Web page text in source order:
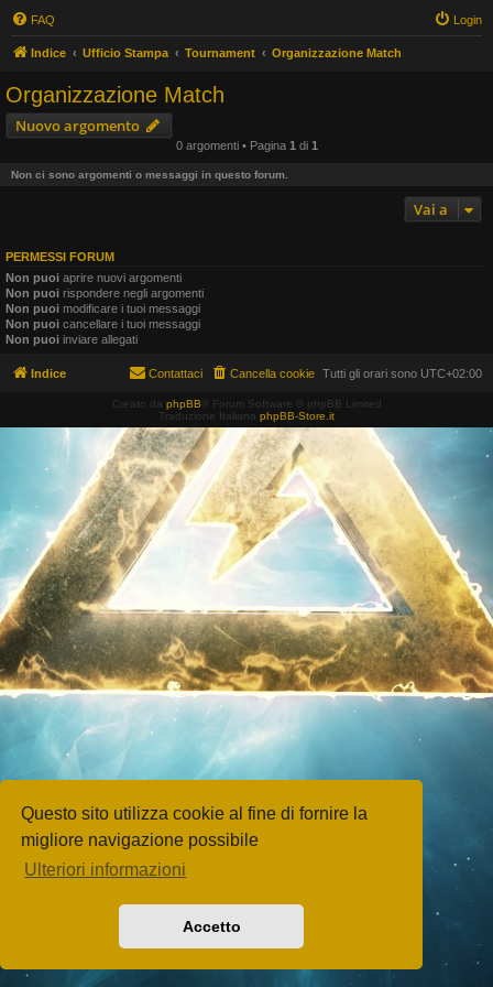
Questo sito utilizza cookie al fine di fornire la
migliore navigazione possibile
Ulteriori informazioni
Accetto
FAQ Login
Indice Ufficio Stampa Tournament Organizzazione Match
Organizzazione Match
Nuovo argomento
0 argomenti • Pagina 1 di 1
Non ci sono argomenti o messaggi in questo forum.
Vai a
PERMESSI FORUM
Non puoi aprire nuovi argomenti
Non puoi rispondere negli argomenti
Non puoi modificare i tuoi messaggi
Non puoi cancellare i tuoi messaggi
Non puoi inviare allegati
Indice Tutti gli orari sono UTC+02:00
Cancella cookie
Contattaci
Creato da phpBB ® Forum Software © phpBB Limited
Traduzione Italiana phpBB-Store.it